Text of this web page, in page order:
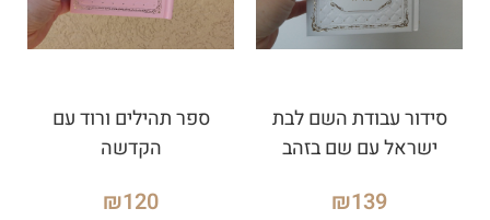
סידור עבודת השם לבת
ישראל עם שם בזהב
₪139
ספר תהילים ורוד עם
הקדשה
₪120